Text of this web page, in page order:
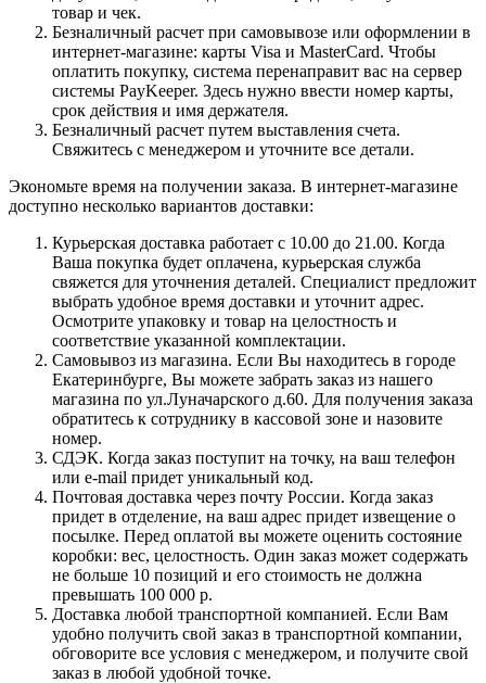
товар и чек.
Безналичный расчет при самовывозе или оформлении в
интернет-магазине: карты Visa и MasterCard. Чтобы
оплатить покупку, система перенаправит вас на сервер
системы PayKeeper. Здесь нужно ввести номер карты,
срок действия и имя держателя.
Безналичный расчет путем выставления счета.
Свяжитесь с менеджером и уточните все детали.
Экономьте время на получении заказа. В интернет-магазине
доступно несколько вариантов доставки:
Курьерская доставка работает с 10.00 до 21.00. Когда
Ваша покупка будет оплачена, курьерская служба
свяжется для уточнения деталей. Специалист предложит
выбрать удобное время доставки и уточнит адрес.
Осмотрите упаковку и товар на целостность и
соответствие указанной комплектации.
Самовывоз из магазина. Если Вы находитесь в городе
Екатеринбурге, Вы можете забрать заказ из нашего
магазина по ул.Луначарского д.60. Для получения заказа
обратитесь к сотруднику в кассовой зоне и назовите
номер.
СДЭК. Когда заказ поступит на точку, на ваш телефон
или e-mail придет уникальный код.
Почтовая доставка через почту России. Когда заказ
придет в отделение, на ваш адрес придет извещение о
посылке. Перед оплатой вы можете оценить состояние
коробки: вес, целостность. Один заказ может содержать
не больше 10 позиций и его стоимость не должна
превышать 100 000 р.
Доставка любой транспортной компанией. Если Вам
удобно получить свой заказ в транспортной компании,
обговорите все условия с менеджером, и получите свой
заказ в любой удобной точке.